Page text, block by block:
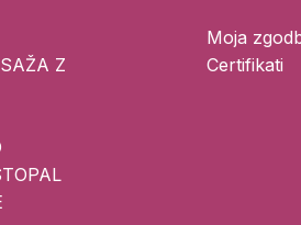
Z
Moja
Certifikati